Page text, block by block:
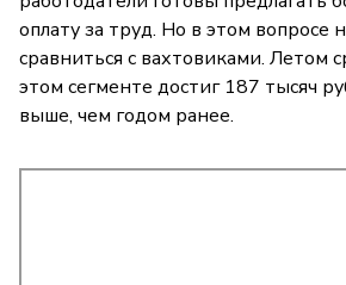
оплату за труд. Но в этом вопросе
сравниться с вахтовиками. Летом
этом сегменте достиг 187 тысяч
выше, чем годом ранее.